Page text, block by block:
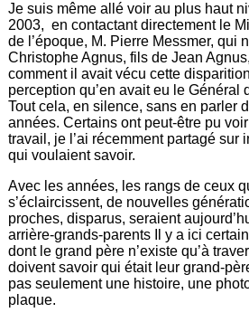
Je suis même allé voir au plus haut
2003, en contactant directement le
de l’époque, M. Pierre Messmer, qui
Christophe Agnus, fils de Jean
comment il avait vécu cette
perception qu’en avait eu le Général
Tout cela, en silence, sans en parler
années. Certains ont peut-être pu
travail, je l’ai récemment partagé sur
qui voulaient savoir.
Avec les années, les rangs de ceux
s’éclaircissent, de nouvelles
proches, disparus, seraient
arrière-grands-parents Il y a ici
dont le grand père n’existe qu’à
doivent savoir qui était leur grand-
pas seulement une histoire, une
plaque.